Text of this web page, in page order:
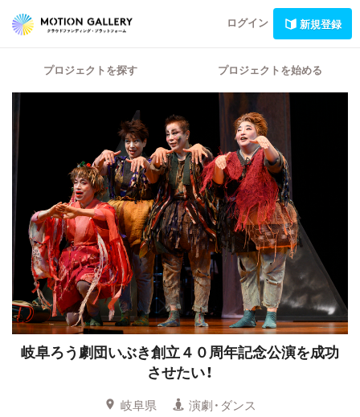
ログイン 新規登録
プロジェクトを探す プロジェクトを始める
岐阜ろう劇団いぶき創立４０周年記念公演を成功
させたい！
岐阜県
演劇・ダンス